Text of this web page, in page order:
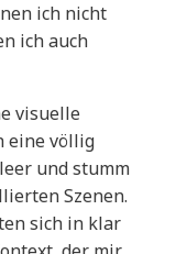
ich nicht
ich auch
visuelle
eine völlig
und stumm
Szenen.
sich in klar